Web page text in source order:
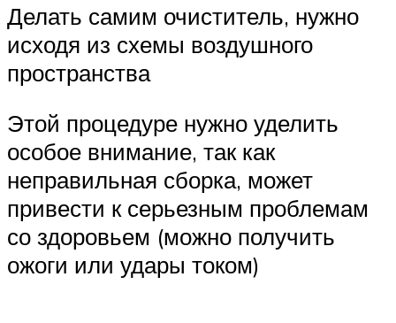
Делать самим очиститель, нужно
исходя из схемы воздушного
пространства
Этой процедуре нужно уделить
особое внимание, так как
неправильная сборка, может
привести к серьезным проблемам
со здоровьем (можно получить
ожоги или удары током)